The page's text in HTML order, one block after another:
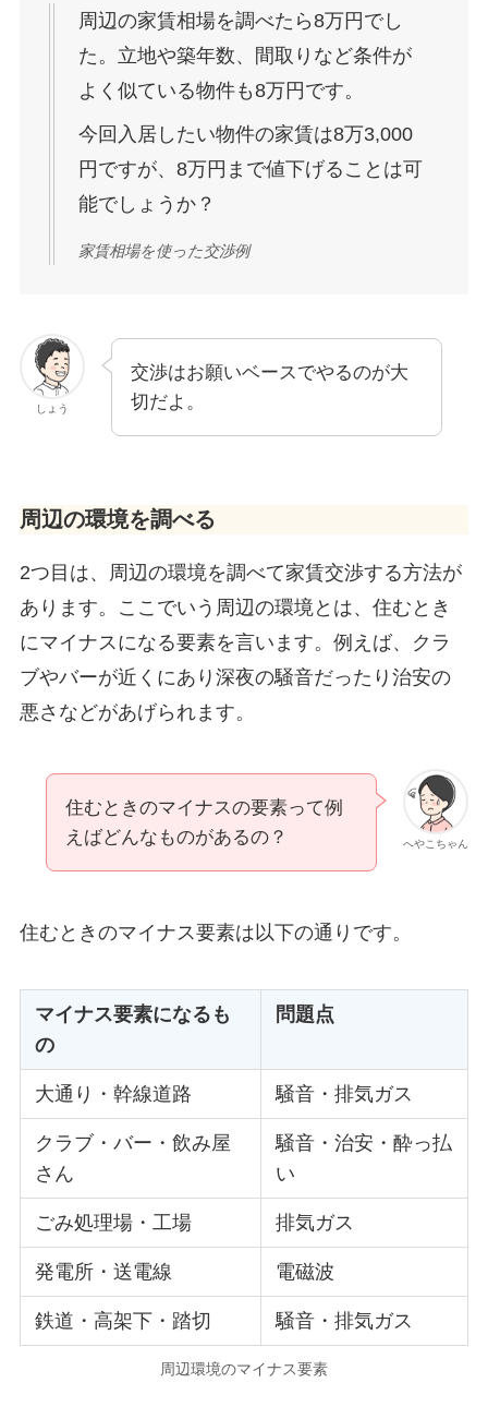
周辺の家賃相場を調べたら8万円でし
た。立地や築年数、間取りなど条件が
よく似ている物件も8万円です。
今回入居したい物件の家賃は8万3,000
円ですが、8万円まで値下げることは可
能でしょうか？
家賃相場を使った交渉例
しょう
交渉はお願いベースでやるのが大
切だよ。
周辺の環境を調べる
2つ目は、周辺の環境を調べて家賃交渉する方法が
あります。ここでいう周辺の環境とは、住むとき
にマイナスになる要素を言います。例えば、クラ
ブやバーが近くにあり深夜の騒音だったり治安の
悪さなどがあげられます。
へやこちゃん
住むときのマイナスの要素って例
えばどんなものがあるの？
住むときのマイナス要素は以下の通りです。
マイナス要素になるも
の
問題点
大通り・幹線道路 騒音・排気ガス
クラブ・バー・飲み屋
さん
騒音・治安・酔っ払
い
ごみ処理場・工場 排気ガス
発電所・送電線 電磁波
鉄道・高架下・踏切 騒音・排気ガス
周辺環境のマイナス要素